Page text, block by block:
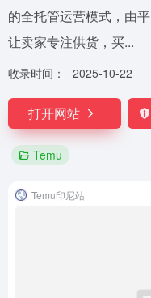
的全托管运营模式，由
让卖家专注供货，买...
收录时间： 2025-10-22
打开网站
Temu
Temu印尼站